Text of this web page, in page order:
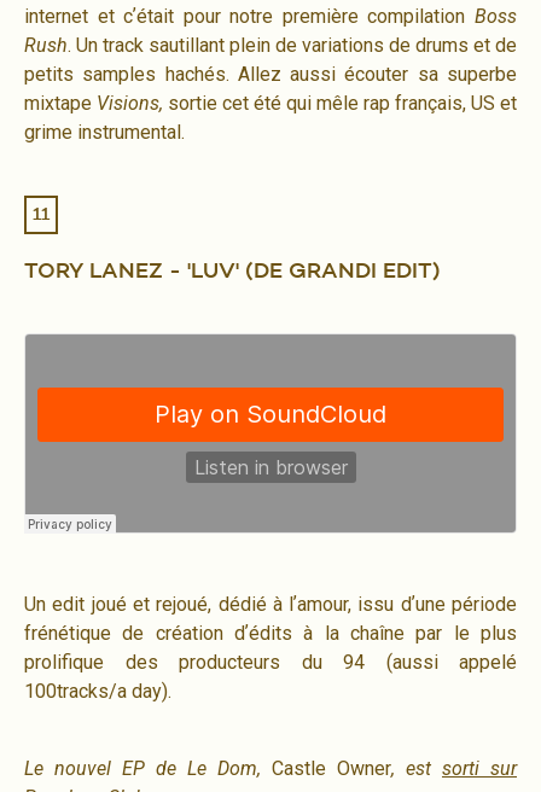
internet et cʼétait pour notre première compilation Boss
Rush. Un track sautillant plein de variations de drums et de
petits samples hachés. Allez aussi écouter sa superbe
mixtape Visions, sortie cet été qui mêle rap français, US et
grime instrumental.
11
TORY LANEZ - 'LUV' (DE GRANDI EDIT)
Un edit joué et rejoué, dédié à lʼamour, issu dʼune période
frénétique de création dʼédits à la chaîne par le plus
prolifique des producteurs du 94 (aussi appelé
100tracks/a day).
Le nouvel EP de Le Dom, Castle Owner, est sorti sur